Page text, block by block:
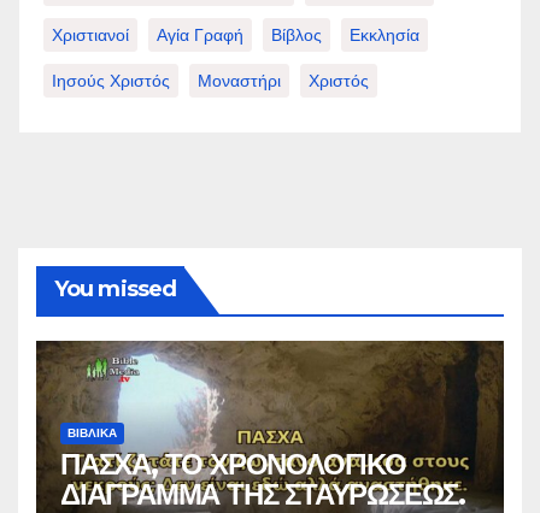
Χριστιανοί Αγία Γραφή Βίβλος Εκκλησία
Ιησούς Χριστός Μοναστήρι Χριστός
You missed
ΒΙΒΛΙΚΑ
ΠΑΣΧΑ, ΤΟ ΧΡΟΝΟΛΟΓΙΚΟ
ΔΙΑΓΡΑΜΜΑ ΤΗΣ ΣΤΑΥΡΩΣΕΩΣ.